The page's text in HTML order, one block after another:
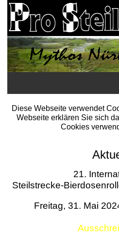
Startseite
Literatur
Termine
Diese Webseite verwendet
Webseite erklären Sie sich
Cookies
21.
Steilstrecke-
Freitag, 31. Mai